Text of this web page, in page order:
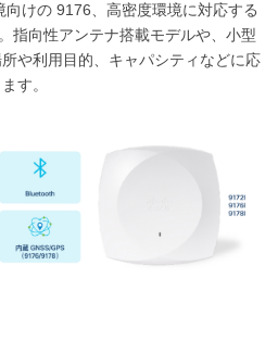
けの 9176、高密度環境に対応する
指向性アンテナ搭載モデルや、小型
や利用目的、キャパシティなどに応
す。